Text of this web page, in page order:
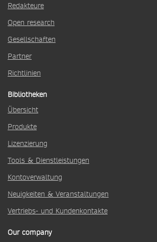
Redakteure
Open research
Gesellschaften
Partner
Richtlinien
Bibliotheken
Übersicht
Produkte
Lizenzierung
Tools & Dienstleistungen
Kontoverwaltung
Neuigkeiten & Veranstaltungen
Vertriebs- und Kundenkontakte
Our company